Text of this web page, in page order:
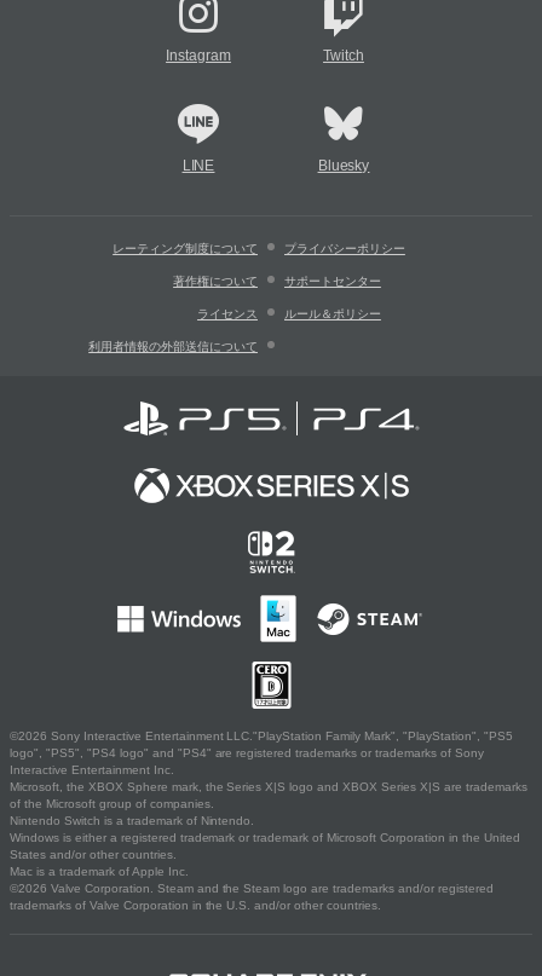
Instagram Twitch
LINE Bluesky
レーティング制度について プライバシーポリシー
著作権について サポートセンター
ライセンス ルール＆ポリシー
利用者情報の外部送信について
©2026 Sony Interactive Entertainment LLC."PlayStation Family Mark", "PlayStation", "PS5
logo", "PS5", "PS4 logo" and "PS4" are registered trademarks or trademarks of Sony
Interactive Entertainment Inc.
Microsoft, the XBOX Sphere mark, the Series X|S logo and XBOX Series X|S are trademarks
of the Microsoft group of companies.
Nintendo Switch is a trademark of Nintendo.
Windows is either a registered trademark or trademark of Microsoft Corporation in the United
States and/or other countries.
Mac is a trademark of Apple Inc.
©2026 Valve Corporation. Steam and the Steam logo are trademarks and/or registered
trademarks of Valve Corporation in the U.S. and/or other countries.